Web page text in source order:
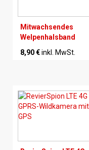
Mitwachsendes
Welpenhalsband
8,90 €inkl. MwSt.